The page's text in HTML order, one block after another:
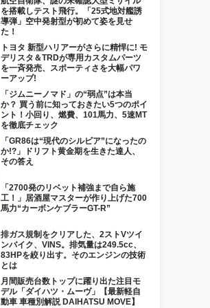
を搭載しテスト飛行。「25式地対艦誘
導弾」空中発射型が初めて姿を見せ
た！
トヨタ 新型ハリアーがさらに精悍に! モ
デリスタ＆TRDが専用カスタムパーツ
を一斉発売、スポーティさを大幅パワ
ーアップ!
「ジムニーノマド」の“弱点”は本当
か？ 買う前に知っておきたい5つのポイ
ント！小回り、燃費、101馬力、5速MT
を徹底チェック
「GR86は“現代のシルビア”になったの
か!?」ドリフト黄金期を生きた達人、
その答え
「2700発のリベット補強まで自ら施
工！」居酒屋マスターが作り上げた700
馬力“カーボンケブラーGT-R”
排ガス規制をクリアした、2ストVツイ
ンバイク、VINS。排気量は249.5cc、
83HPを絞り出す。そのエンジンの技術
とは
月間販売台数トップに躍り出た注目モ
デル「ダイハツ・ムーヴ」【最新軽自
動車 車種別解説 DAIHATSU MOVE】